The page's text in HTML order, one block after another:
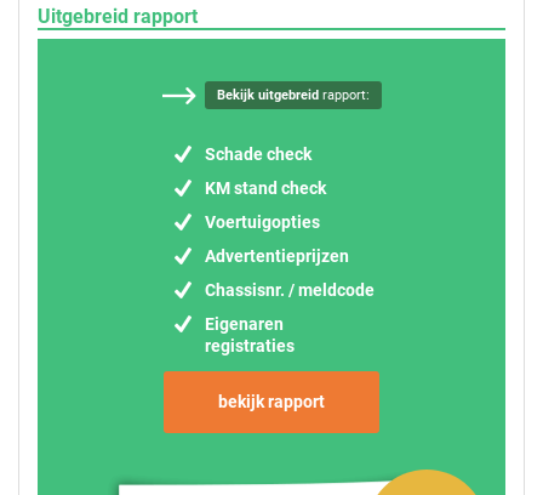
Uitgebreid rapport
Bekijk uitgebreidrapport:
Schade check
KM stand check
Voertuigopties
Advertentieprijzen
Chassisnr. / meldcode
Eigenaren
registraties
bekijk rapport